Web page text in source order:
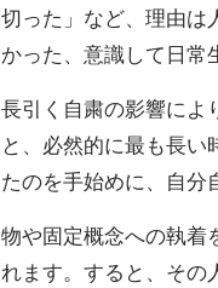
切った」など、理由は
かった、意識して日常
長引く自粛の影響によ
と、必然的に最も長い
たのを手始めに、自分
物や固定概念への執着
れます。すると、その